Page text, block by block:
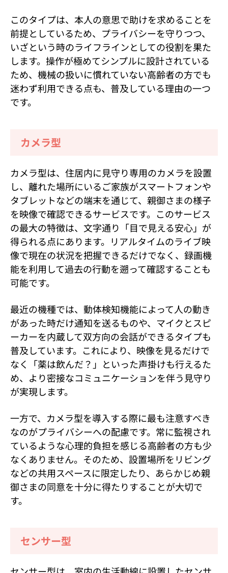
このタイプは、本人の意思で助けを求めることを
前提としているため、プライバシーを守りつつ、
いざという時のライフラインとしての役割を果た
します。操作が極めてシンプルに設計されている
ため、機械の扱いに慣れていない高齢者の方でも
迷わず利用できる点も、普及している理由の一つ
です。
カメラ型
カメラ型は、住居内に見守り専用のカメラを設置
し、離れた場所にいるご家族がスマートフォンや
タブレットなどの端末を通じて、親御さまの様子
を映像で確認できるサービスです。このサービス
の最大の特徴は、文字通り「目で見える安心」が
得られる点にあります。リアルタイムのライブ映
像で現在の状況を把握できるだけでなく、録画機
能を利用して過去の行動を遡って確認することも
可能です。
最近の機種では、動体検知機能によって人の動き
があった時だけ通知を送るものや、マイクとスピ
ーカーを内蔵して双方向の会話ができるタイプも
普及しています。これにより、映像を見るだけで
なく「薬は飲んだ？」といった声掛けも行えるた
め、より密接なコミュニケーションを伴う見守り
が実現します。
一方で、カメラ型を導入する際に最も注意すべき
なのがプライバシーへの配慮です。常に監視され
ているような心理的負担を感じる高齢者の方も少
なくありません。そのため、設置場所をリビング
などの共用スペースに限定したり、あらかじめ親
御さまの同意を十分に得たりすることが大切で
す。
センサー型